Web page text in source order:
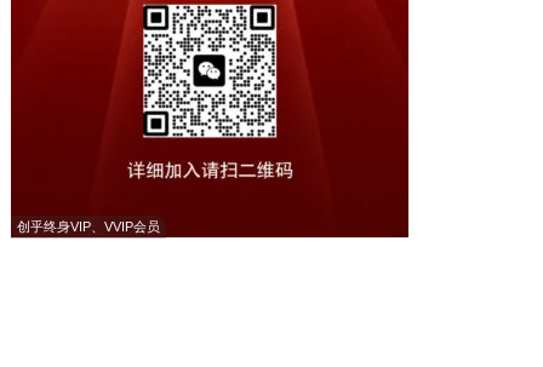
创乎终身VIP、VVIP会员